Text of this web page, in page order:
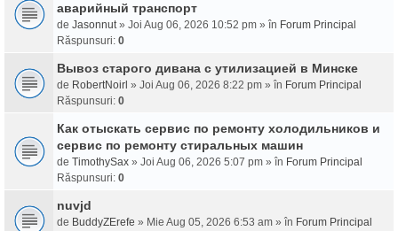
аварийный транспорт
de Jasonnut» Joi Aug 06, 2026 10:52 pm » în Forum Principal
Răspunsuri: 0
Вывоз старого дивана с утилизацией в Минске
de RobertNoirl » Joi Aug 06, 2026 8:22 pm » în Forum Principal
Răspunsuri: 0
Как отыскать сервис по ремонту холодильников и
сервис по ремонту стиральных машин
de TimothySax » Joi Aug 06, 2026 5:07 pm » în Forum Principal
Răspunsuri: 0
nuvjd
de BuddyZErefe » Mie Aug 05, 2026 6:53 am » în Forum Principal